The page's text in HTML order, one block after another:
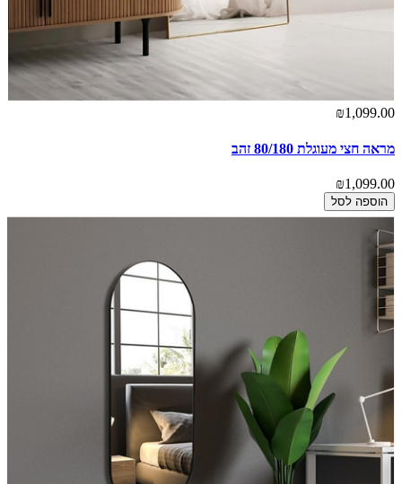
₪1,099.00
מראה חצי מעוגלת 80/180 זהב
₪1,099.00
הוספה לסל